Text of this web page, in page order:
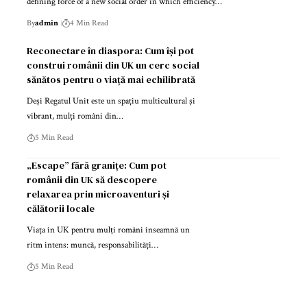
Byadmin 4 Min Read
Reconectare în diaspora: Cum își pot
construi românii din UK un cerc social
sănătos pentru o viață mai echilibrată
Deși Regatul Unit este un spațiu multicultural și
vibrant, mulți români din…
5 Min Read
„Escape” fără granițe: Cum pot
românii din UK să descopere
relaxarea prin microaventuri și
călătorii locale
Viața în UK pentru mulți români înseamnă un
ritm intens: muncă, responsabilități…
5 Min Read